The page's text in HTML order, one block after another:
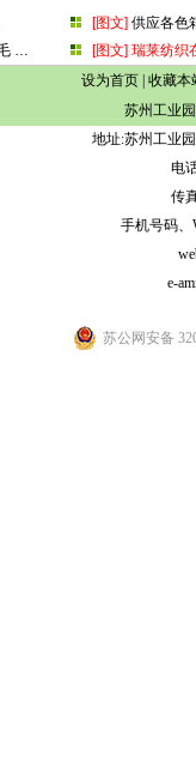
[图文] 供应各色
… [图文] 瑞莱纺织
设为首页| 收藏本
苏州工业
地址:苏州工业
电
传
手机号码、
e-
苏公网安备